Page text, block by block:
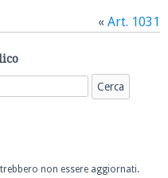
« Art. 1031
non essere aggiornati.